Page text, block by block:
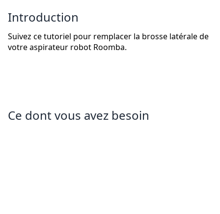
Introduction
Suivez ce tutoriel pour remplacer la brosse latérale de
votre aspirateur robot Roomba.
Ce dont vous avez besoin